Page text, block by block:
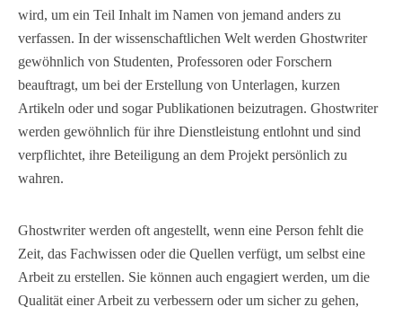
wird, um ein Teil Inhalt im Namen von jemand anders zu
verfassen. In der wissenschaftlichen Welt werden Ghostwriter
gewöhnlich von Studenten, Professoren oder Forschern
beauftragt, um bei der Erstellung von Unterlagen, kurzen
Artikeln oder und sogar Publikationen beizutragen. Ghostwriter
werden gewöhnlich für ihre Dienstleistung entlohnt und sind
verpflichtet, ihre Beteiligung an dem Projekt persönlich zu
wahren.
Ghostwriter werden oft angestellt, wenn eine Person fehlt die
Zeit, das Fachwissen oder die Quellen verfügt, um selbst eine
Arbeit zu erstellen. Sie können auch engagiert werden, um die
Qualität einer Arbeit zu verbessern oder um sicher zu gehen,